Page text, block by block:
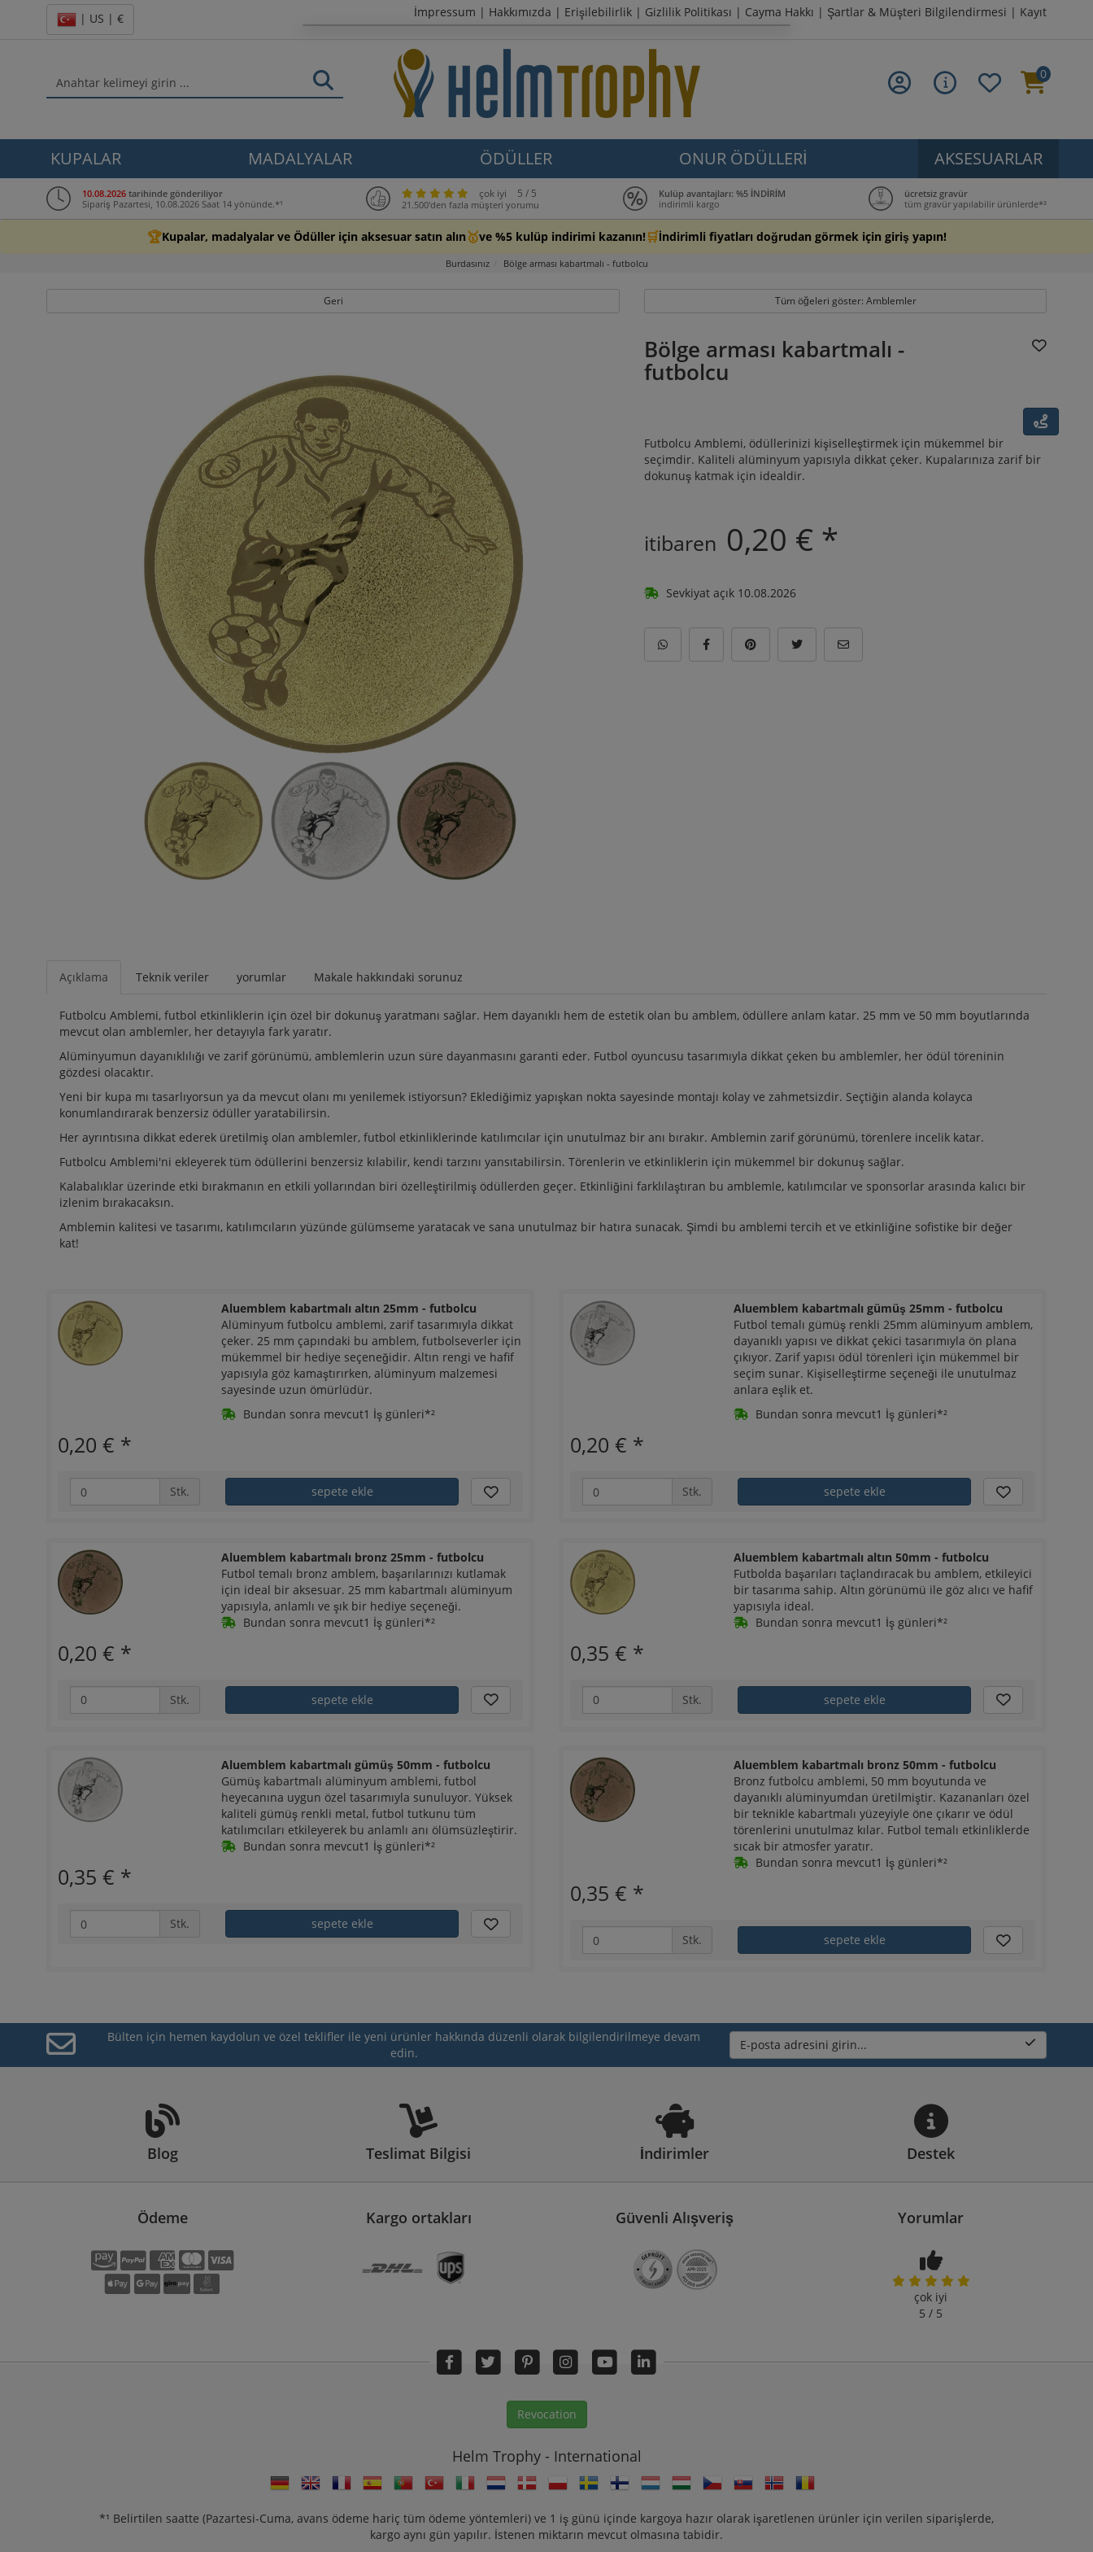
| US | € İmpressum | Hakkımızda | Erişilebilirlik | Gizlilik Politikası | Cayma Hakkı | Şartlar & Müşteri Bilgilendirmesi | Kayıt
0
KUPALAR MADALYALAR ÖDÜLLER ONUR ÖDÜLLERI AKSESUARLAR
10.08.2026 tarihinde gönderiliyor
Sipariş Pazartesi, 10.08.2026 Saat 14 yönünde.*¹
çok iyi 5 / 5
21.500'den fazla müşteri yorumu
Kulüp avantajları: %5 İNDİRİM
indirimli kargo
ücretsiz gravür
tüm gravür yapılabilir ürünlerde*³
🏆Kupalar, madalyalar ve Ödüller için aksesuar satın alın 🥇ve %5 kulüp indirimi kazanın! 🛒İndirimli fiyatları doğrudan görmek için giriş yapın!
Burdasınız Bölge arması kabartmalı - futbolcu
Geri Tüm öğeleri göster: Amblemler
Bölge arması kabartmalı -
futbolcu
Futbolcu Amblemi, ödüllerinizi kişiselleştirmek için mükemmel bir
seçimdir. Kaliteli alüminyum yapısıyla dikkat çeker. Kupalarınıza zarif bir
dokunuş katmak için idealdir.
itibaren 0,20 € *
Sevkiyat açık 10.08.2026
Açıklama Teknik veriler yorumlar Makale hakkındaki sorunuz
Futbolcu Amblemi, futbol etkinliklerin için özel bir dokunuş yaratmanı sağlar. Hem dayanıklı hem de estetik olan bu amblem, ödüllere anlam katar. 25 mm ve 50 mm boyutlarında
mevcut olan amblemler, her detayıyla fark yaratır.
Alüminyumun dayanıklılığı ve zarif görünümü, amblemlerin uzun süre dayanmasını garanti eder. Futbol oyuncusu tasarımıyla dikkat çeken bu amblemler, her ödül töreninin
gözdesi olacaktır.
Yeni bir kupa mı tasarlıyorsun ya da mevcut olanı mı yenilemek istiyorsun? Eklediğimiz yapışkan nokta sayesinde montajı kolay ve zahmetsizdir. Seçtiğin alanda kolayca
konumlandırarak benzersiz ödüller yaratabilirsin.
Her ayrıntısına dikkat ederek üretilmiş olan amblemler, futbol etkinliklerinde katılımcılar için unutulmaz bir anı bırakır. Amblemin zarif görünümü, törenlere incelik katar.
Futbolcu Amblemi'ni ekleyerek tüm ödüllerini benzersiz kılabilir, kendi tarzını yansıtabilirsin. Törenlerin ve etkinliklerin için mükemmel bir dokunuş sağlar.
Kalabalıklar üzerinde etki bırakmanın en etkili yollarından biri özelleştirilmiş ödüllerden geçer. Etkinliğini farklılaştıran bu amblemle, katılımcılar ve sponsorlar arasında kalıcı bir
izlenim bırakacaksın.
Amblemin kalitesi ve tasarımı, katılımcıların yüzünde gülümseme yaratacak ve sana unutulmaz bir hatıra sunacak. Şimdi bu amblemi tercih et ve etkinliğine sofistike bir değer
kat!
Aluemblem kabartmalı altın 25mm - futbolcu
Alüminyum futbolcu amblemi, zarif tasarımıyla dikkat
çeker. 25 mm çapındaki bu amblem, futbolseverler için
mükemmel bir hediye seçeneğidir. Altın rengi ve hafif
yapısıyla göz kamaştırırken, alüminyum malzemesi
sayesinde uzun ömürlüdür.
Bundan sonra mevcut1 İş günleri*²
0,20 € *
Stk. sepete ekle
Aluemblem kabartmalı gümüş 25mm - futbolcu
Futbol temalı gümüş renkli 25mm alüminyum amblem,
dayanıklı yapısı ve dikkat çekici tasarımıyla ön plana
çıkıyor. Zarif yapısı ödül törenleri için mükemmel bir
seçim sunar. Kişiselleştirme seçeneği ile unutulmaz
anlara eşlik et.
Bundan sonra mevcut1 İş günleri*²
0,20 € *
Stk. sepete ekle
Aluemblem kabartmalı bronz 25mm - futbolcu
Futbol temalı bronz amblem, başarılarınızı kutlamak
için ideal bir aksesuar. 25 mm kabartmalı alüminyum
yapısıyla, anlamlı ve şık bir hediye seçeneği.
Bundan sonra mevcut1 İş günleri*²
0,20 € *
Stk. sepete ekle
Aluemblem kabartmalı altın 50mm - futbolcu
Futbolda başarıları taçlandıracak bu amblem, etkileyici
bir tasarıma sahip. Altın görünümü ile göz alıcı ve hafif
yapısıyla ideal.
Bundan sonra mevcut1 İş günleri*²
0,35 € *
Stk. sepete ekle
Aluemblem kabartmalı gümüş 50mm - futbolcu
Gümüş kabartmalı alüminyum amblemi, futbol
heyecanına uygun özel tasarımıyla sunuluyor. Yüksek
kaliteli gümüş renkli metal, futbol tutkunu tüm
katılımcıları etkileyerek bu anlamlı anı ölümsüzleştirir.
Bundan sonra mevcut1 İş günleri*²
0,35 € *
Stk. sepete ekle
Aluemblem kabartmalı bronz 50mm - futbolcu
Bronz futbolcu amblemi, 50 mm boyutunda ve
dayanıklı alüminyumdan üretilmiştir. Kazananları özel
bir teknikle kabartmalı yüzeyiyle öne çıkarır ve ödül
törenlerini unutulmaz kılar. Futbol temalı etkinliklerde
sıcak bir atmosfer yaratır.
Bundan sonra mevcut1 İş günleri*²
0,35 € *
Stk. sepete ekle
Bülten için hemen kaydolun ve özel teklifler ile yeni ürünler hakkında düzenli olarak bilgilendirilmeye devam
edin.
E-posta adresini girin...
Blog Teslimat Bilgisi İndirimler Destek
Ödeme Kargo ortakları Güvenli Alışveriş Yorumlar
çok iyi
5 / 5
Revocation
Helm Trophy - International
*¹ Belirtilen saatte (Pazartesi-Cuma, avans ödeme hariç tüm ödeme yöntemleri) ve 1 iş günü içinde kargoya hazır olarak işaretlenen ürünler için verilen siparişlerde,
kargo aynı gün yapılır. İstenen miktarın mevcut olmasına tabidir.